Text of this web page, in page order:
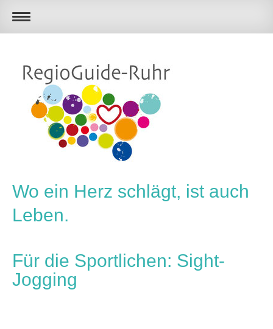
Wo ein Herz schlägt, ist auch
Leben.
Für die Sportlichen: Sight-
Jogging